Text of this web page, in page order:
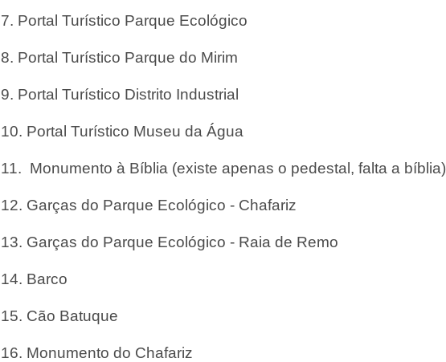
7. Portal Turístico Parque Ecológico
8. Portal Turístico Parque do Mirim
9. Portal Turístico Distrito Industrial
10. Portal Turístico Museu da Água
11. Monumento à Bíblia (existe apenas o pedestal, falta a bíblia)
12. Garças do Parque Ecológico - Chafariz
13. Garças do Parque Ecológico - Raia de Remo
14. Barco
15. Cão Batuque
16. Monumento do Chafariz